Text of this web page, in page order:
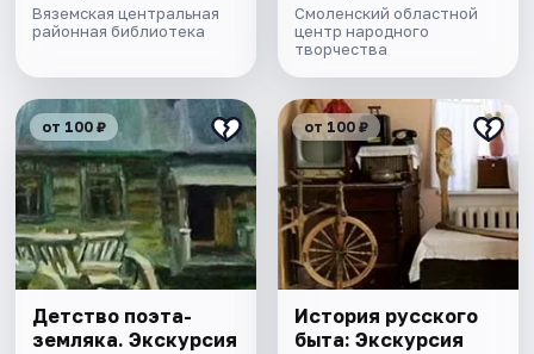
Вяземская центральная
районная библиотека
Смоленский областной
центр народного
творчества
от 100 ₽
Детство поэта-
земляка. Экскурсия
от 100 ₽
История русского
быта: Экскурсия